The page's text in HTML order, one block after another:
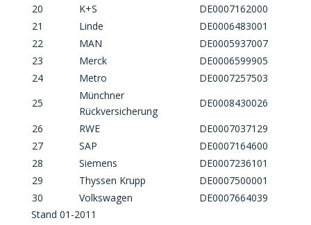
20
K+S
DE0007162000
21
Linde
DE0006483001
22
MAN
DE0005937007
23
Merck
DE0006599905
24
Metro
DE0007257503
25
Münchner
Rückversicherung
DE0008430026
26
RWE
DE0007037129
27
SAP
DE0007164600
28
Siemens
DE0007236101
29
Thyssen Krupp
DE0007500001
30
Volkswagen
DE0007664039
Stand 01-2011